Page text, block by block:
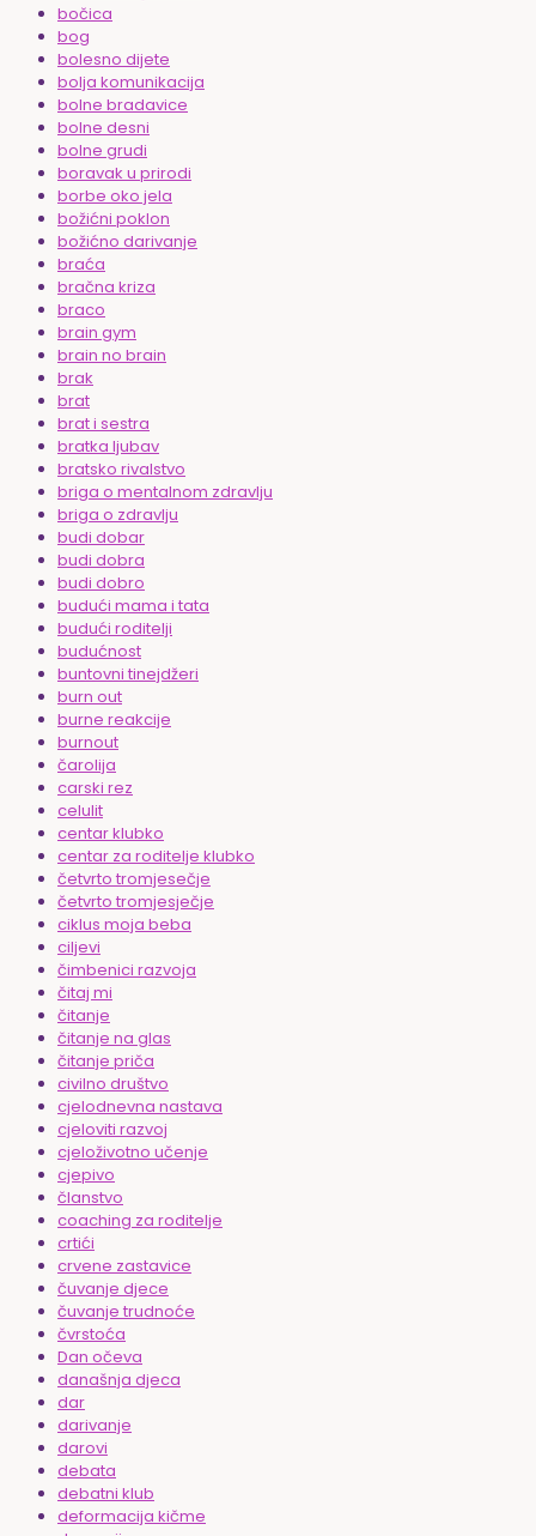
bočica
bog
bolesno dijete
bolja komunikacija
bolne bradavice
bolne desni
bolne grudi
boravak u prirodi
borbe oko jela
božićni poklon
božićno darivanje
braća
bračna kriza
braco
brain gym
brain no brain
brak
brat
brat i sestra
bratka ljubav
bratsko rivalstvo
briga o mentalnom zdravlju
briga o zdravlju
budi dobar
budi dobra
budi dobro
budući mama i tata
budući roditelji
budućnost
buntovni tinejdžeri
burn out
burne reakcije
burnout
čarolija
carski rez
celulit
centar klubko
centar za roditelje klubko
četvrto tromjesečje
četvrto tromjesječje
ciklus moja beba
ciljevi
čimbenici razvoja
čitaj mi
čitanje
čitanje na glas
čitanje priča
civilno društvo
cjelodnevna nastava
cjeloviti razvoj
cjeloživotno učenje
cjepivo
članstvo
coaching za roditelje
crtići
crvene zastavice
čuvanje djece
čuvanje trudnoće
čvrstoća
Dan očeva
današnja djeca
dar
darivanje
darovi
debata
debatni klub
deformacija kičme